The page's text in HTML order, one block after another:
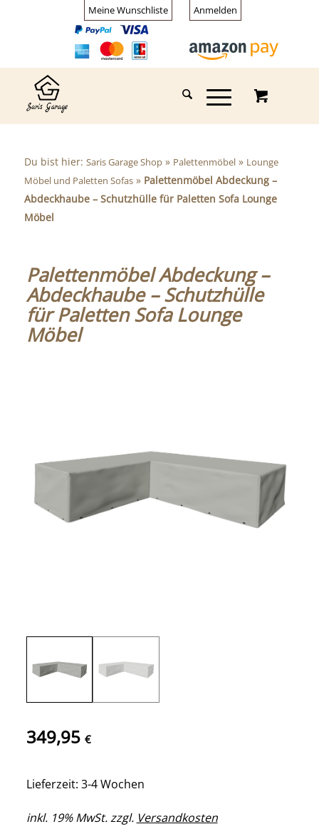
Meine Wunschliste Anmelden
Du bist hier: Saris Garage Shop» Palettenmöbel» Lounge
Möbel und Paletten Sofas» Palettenmöbel Abdeckung –
Abdeckhaube – Schutzhülle für Paletten Sofa Lounge
Möbel
Palettenmöbel Abdeckung –
Abdeckhaube – Schutzhülle
für Paletten Sofa Lounge
Möbel
349,95 €
Lieferzeit: 3-4 Wochen
inkl. 19% MwSt. zzgl. Versandkosten